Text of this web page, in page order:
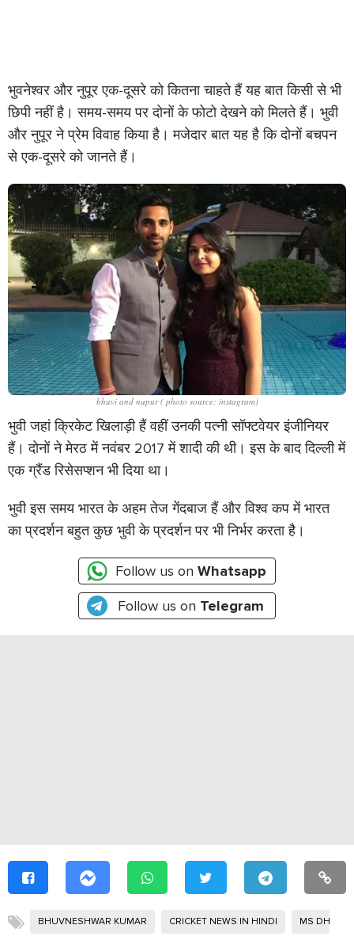
भुवनेश्वर और नुपूर एक-दूसरे को कितना चाहते हैं यह बात किसी से भी
छिपी नहीं है। समय-समय पर दोनों के फोटो देखने को मिलते हैं। भुवी
और नुपूर ने प्रेम विवाह किया है। मजेदार बात यह है कि दोनों बचपन
से एक-दूसरे को जानते हैं।
bhuvi and nupur ( photo source: instagram)
भुवी जहां क्रिकेट खिलाड़ी हैं वहीं उनकी पत्नी सॉफ्टवेयर इंजीनियर
हैं। दोनों ने मेरठ में नवंबर 2017 में शादी की थी। इस के बाद दिल्ली में
एक ग्रैंड रिसेसप्शन भी दिया था।
भुवी इस समय भारत के अहम तेज गेंदबाज हैं और विश्व कप में भारत
का प्रदर्शन बहुत कुछ भुवी के प्रदर्शन पर भी निर्भर करता है।
Follow us on Whatsapp
Follow us on Telegram
BHUVNESHWAR KUMAR CRICKET NEWS IN HINDI MS DHONI